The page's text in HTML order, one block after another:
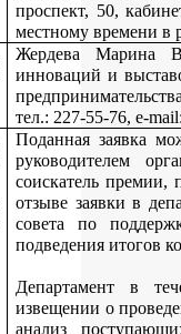
проспект, 50,
местному времени в
Жердева Марина
инноваций и
тел.: 227-55-76, e-
Поданная заявка
руководителем
соискатель премии,
отзыве заявки в
совета по
подведения итогов
Департамент в
извещении о
анализ